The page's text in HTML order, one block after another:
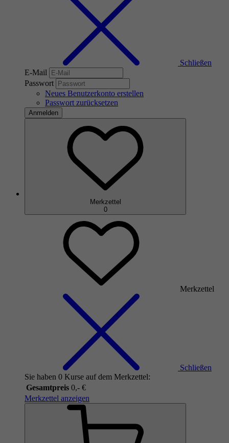
Schließen
E-Mail
Passwort
Neues Benutzerkonto erstellen
Passwort zurücksetzen
Anmelden
Merkzettel
0
Merkzettel
Schließen
Sie haben 0 Kurse auf dem Merkzettel:
Gesamtpreis 0,- €
Merkzettel anzeigen